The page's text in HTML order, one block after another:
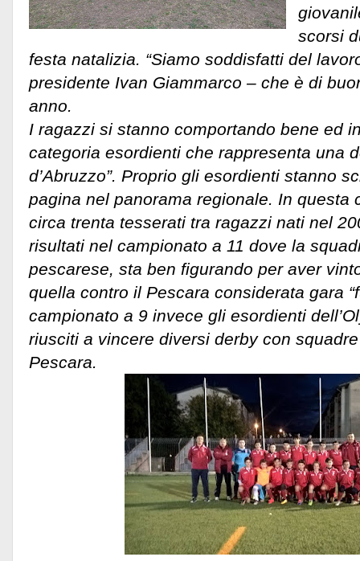
scorsi
festa natalizia. “Siamo soddisfatti del
presidente Ivan Giammarco – che è di
anno.
I ragazzi si stanno comportando bene ed
categoria esordienti che rappresenta una
d’Abruzzo”. Proprio gli esordienti stanno
pagina nel panorama regionale. In questa
circa trenta tesserati tra ragazzi nati nel
risultati nel campionato a 11 dove la
pescarese, sta ben figurando per aver
quella contro il Pescara considerata gara
campionato a 9 invece gli esordienti
riusciti a vincere diversi derby con
Pescara.